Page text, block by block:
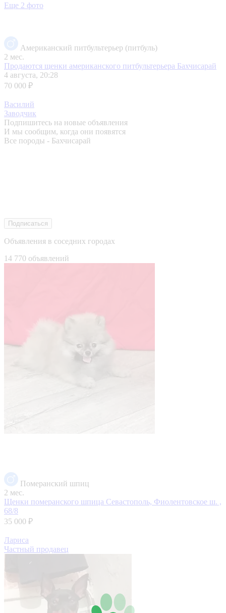
Еще 2 фото
Американский питбультерьер (питбуль)
2 мес.
Продаются щенки американского питбультерьера Бахчисарай
4 августа, 20:28
70 000 ₽
Василий
Заводчик
Подпишитесь на новые объявления
И мы сообщим, когда они появятся
Все породы - Бахчисарай
Подписаться
Объявления в соседних городах
14 770 объявлений
Померанский шпиц
2 мес.
Щенки померанского шпица Севастополь, Фиолентовское ш. ,
68/8
35 000 ₽
Лариса
Частный продавец